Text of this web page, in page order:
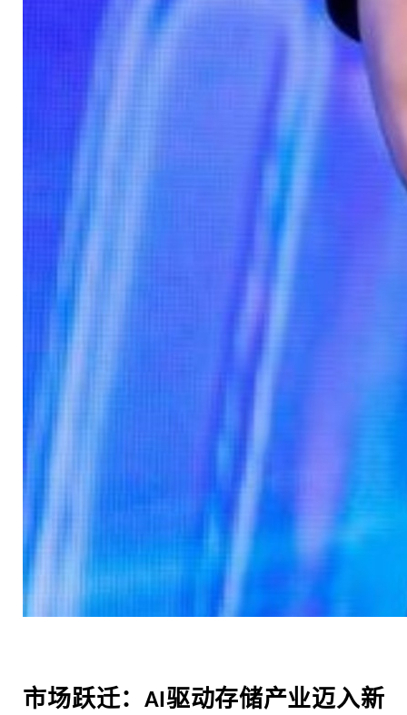
市场跃迁：AI驱动存储产业迈入新